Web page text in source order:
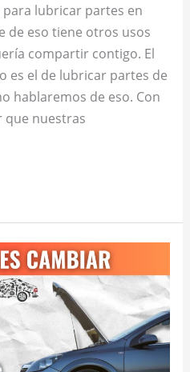
para lubricar partes en
de eso tiene otros usos
compartir contigo. El
es el de lubricar partes de
hablaremos de eso. Con
que nuestras